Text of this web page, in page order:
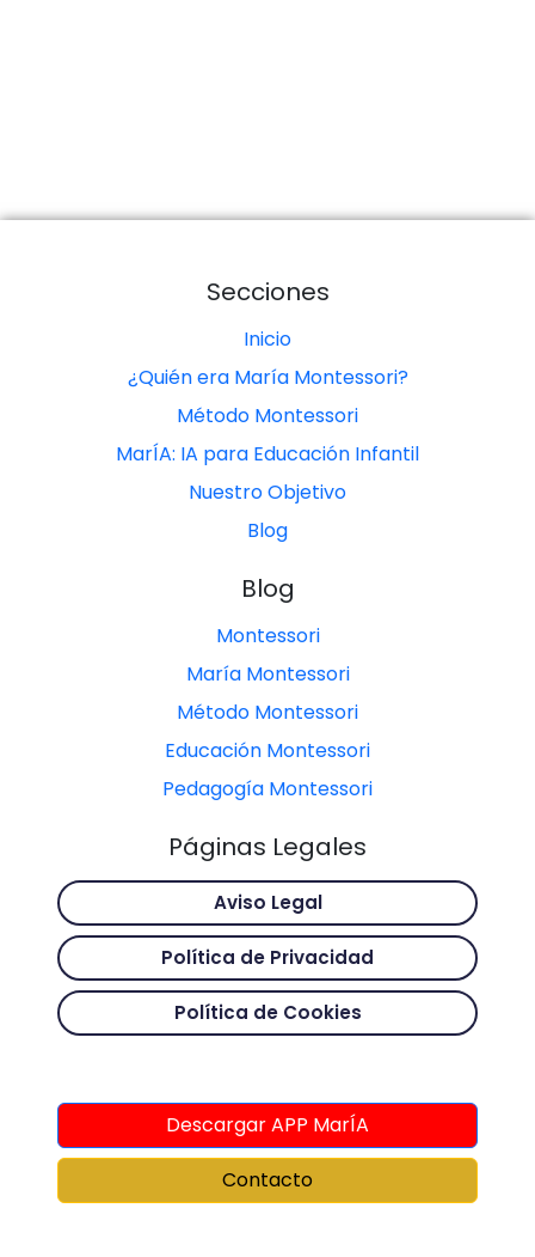
Secciones
Inicio
¿Quién era María Montessori?
Método Montessori
MarÍA: IA para Educación Infantil
Nuestro Objetivo
Blog
Blog
Montessori
María Montessori
Método Montessori
Educación Montessori
Pedagogía Montessori
Páginas Legales
Aviso Legal
Política de Privacidad
Política de Cookies
Descargar APP MarÍA
Contacto